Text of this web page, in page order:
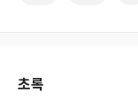
초록